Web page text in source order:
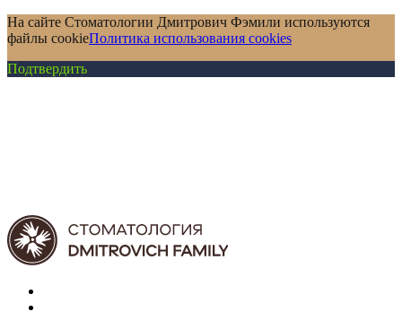
На сайте Стоматологии Дмитрович Фэмили используются
файлы cookieПолитика использования cookies
Подтвердить